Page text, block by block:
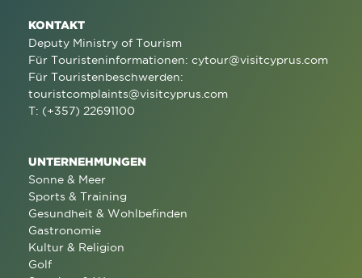
KONTAKT
Deputy Ministry of Tourism
Für Touristeninformationen: cytour@visitcyprus.com
Für Touristenbeschwerden:
touristcomplaints@visitcyprus.com
T: (+357) 22691100
UNTERNEHMUNGEN
Sonne & Meer
Sports & Training
Gesundheit & Wohlbefinden
Gastronomie
Kultur & Religion
Golf